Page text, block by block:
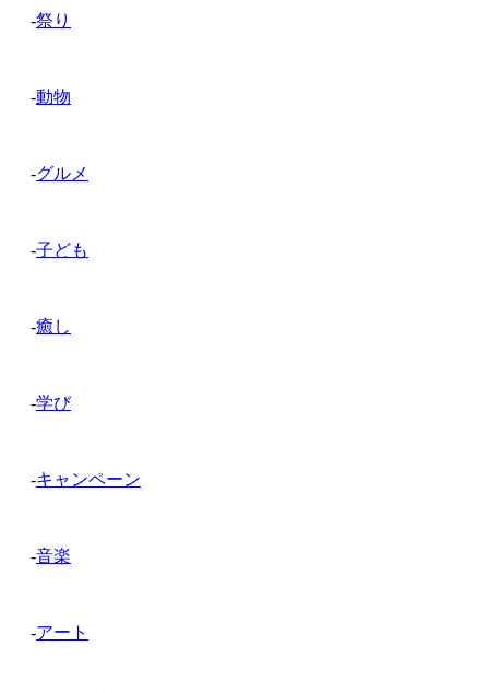
-祭り
-動物
-グルメ
-子ども
-癒し
-学び
-キャンペーン
-音楽
-アート